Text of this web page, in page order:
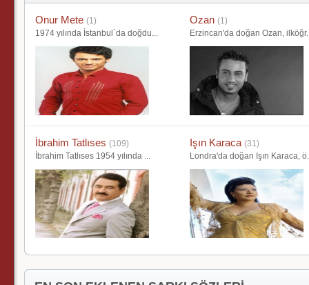
Onur Mete (1)
1974 yılında İstanbul`da doğdu...
Ozan(1)
Erzincan'da doğan Ozan,
İbrahim Tatlıses (109)
İbrahim Tatlıses 1954 yılında ...
Işın Karaca (31)
Londra'da doğan Işın Karaca,